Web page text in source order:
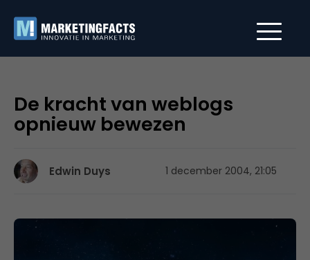
De kracht van weblogs
opnieuw bewezen
Edwin Duys 1 december 2004, 21:05